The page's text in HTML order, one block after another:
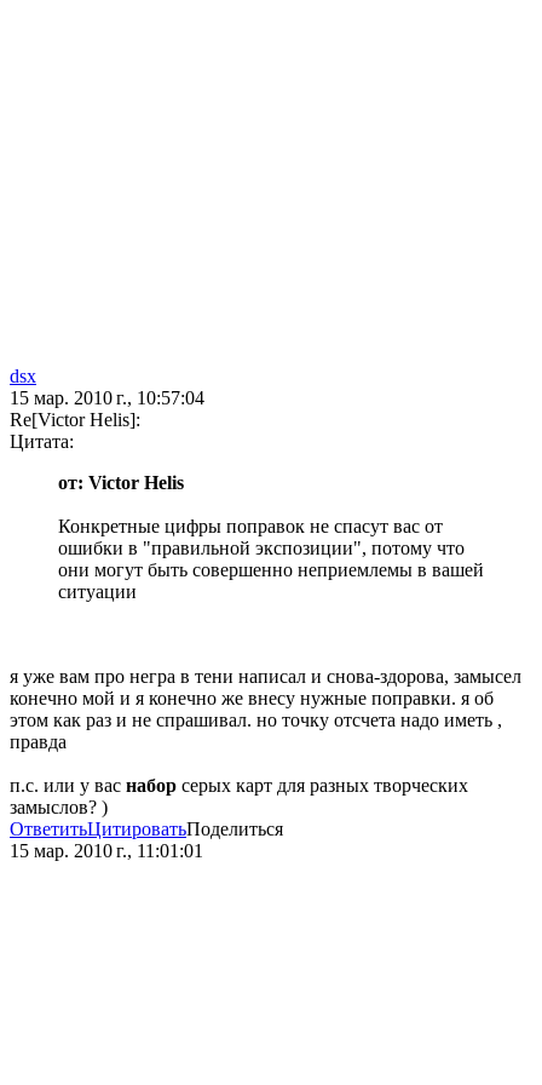
dsx
15 мар. 2010 г., 10:57:04
Re[Victor Helis]:
Цитата:
от: Victor Helis
Конкретные цифры поправок не спасут вас от
ошибки в "правильной экспозиции", потому что
они могут быть совершенно неприемлемы в вашей
ситуации
я уже вам про негра в тени написал и снова-здорова, замысел
конечно мой и я конечно же внесу нужные поправки. я об
этом как раз и не спрашивал. но точку отсчета надо иметь ,
правда
п.с. или у вас набор серых карт для разных творческих
замыслов? )
ОтветитьЦитироватьПоделиться
15 мар. 2010 г., 11:01:01